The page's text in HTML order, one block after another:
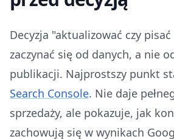
Decyzja "aktualizować czy
zaczynać się od danych, a nie
publikacji. Najprostszy punkt
Search Console. Nie daje
sprzedaży, ale pokazuje, jak
zachowują się w wynikach